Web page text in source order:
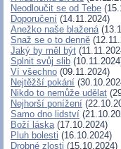
Neodloučit se od Tebe
Doporučení (14.11.2024)
Anežko naše blažená
Snaž se o to denně
Jaký by měl být
Splnit svůj slib
Ví všechno (09.11.2024)
Nejtěžší pokání
Nikdo to nemůže udělat
Nejhorší ponížení
Samo dno lidství
Boží láska(17.10.2024)
Pluh bolesti (16.10.2024)
Drobné zlosti (15.10.2024)